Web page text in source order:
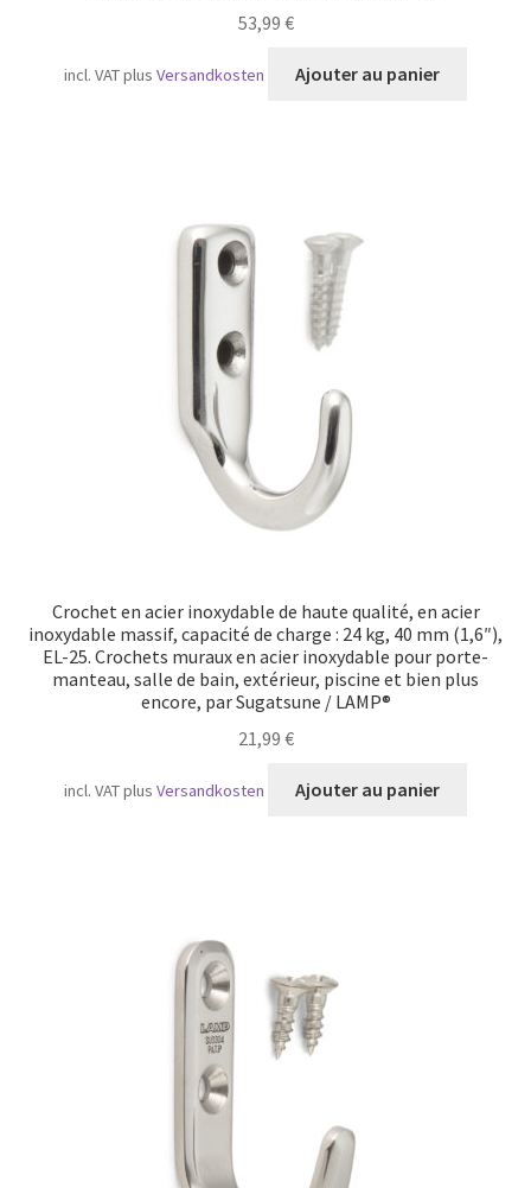
53,99 €
incl. VATplusVersandkosten Ajouter au panier
Crochet en acier inoxydable de haute qualité, en acier
inoxydable massif, capacité de charge : 24 kg, 40 mm (1,6″),
EL-25. Crochets muraux en acier inoxydable pour porte-
manteau, salle de bain, extérieur, piscine et bien plus
encore, par Sugatsune / LAMP®
21,99 €
incl. VATplusVersandkosten Ajouter au panier